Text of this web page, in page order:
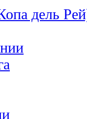
дель